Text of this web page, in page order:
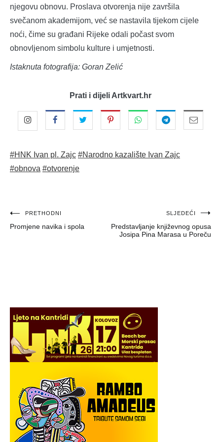
njegovu obnovu. Proslava otvorenja nije završila
svečanom akademijom, već se nastavila tijekom cijele
noći, čime su građani Rijeke odali počast svom
obnovljenom simbolu kulture i umjetnosti.
Istaknuta fotografija: Goran Zelić
Prati i dijeli Artkvart.hr
#HNK Ivan pl. Zajc #Narodno kazalište Ivan Zajc
#obnova #otvorenje
Navigacija
objava
PRETHODNI
Promjene navika i spola
SLJEDEĆI
Predstavljanje književnog opusa
Josipa Pina Marasa u Poreču